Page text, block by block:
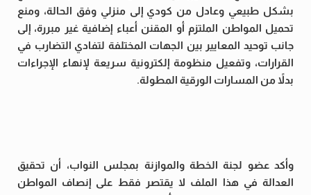
بشكل طبيعي وعادل من كودي إلى منزلي وفق الحالة، ومنع
تحميل المواطن الملتزم أو المقنن أعباء إضافية غير مبررة، إلى
جانب توحيد المعايير بين الجهات المختلفة لتفادي التضارب في
القرارات، وتفعيل منظومة إلكترونية سريعة لإنهاء الإجراءات
بدلاً من المسارات الورقية المطولة.
وأكد عضو لجنة الخطة والموازنة بمجلس النواب، أن تحقيق
العدالة في هذا الملف لا يقتصر فقط على إنصاف المواطن